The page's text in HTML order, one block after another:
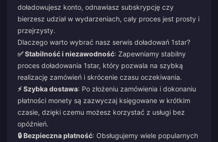
doładowujesz konto, odnawiasz subskrypcję czy
bierzesz udział w wydarzeniach, cały proces jest prosty i
przejrzysty.
Dlaczego warto wybrać nasz serwis doładowań 1star?
✅ Stabilność i niezawodność: Zapewniamy stabilny
proces doładowania 1star, który pozwala na szybką
realizację zamówień i skrócenie czasu oczekiwania.
⚡ Szybka dostawa: Po złożeniu zamówienia i dokonaniu
płatności monety są zazwyczaj księgowane w krótkim
czasie, dzięki czemu możesz korzystać z usługi bez
opóźnień.
🔒 Bezpieczna płatność: Obsługujemy wiele popularnych